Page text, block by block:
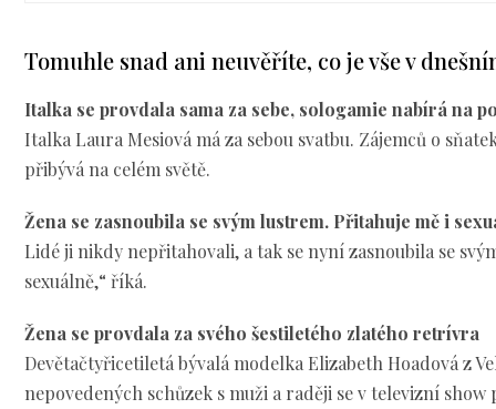
Tomuhle snad ani neuvěříte, co je vše v
Italka se provdala sama za sebe, sologamie nabírá na
Italka Laura Mesiová má za sebou svatbu. Zájemců o
přibývá na celém světě.
Žena se zasnoubila se svým lustrem. Přitahuje mě i
Lidé ji nikdy nepřitahovali, a tak se nyní zasnoubila se
sexuálně,“ říká.
Žena se provdala za svého šestiletého zlatého retrívra
Devětačtyřicetiletá bývalá modelka Elizabeth Hoadová z
nepovedených schůzek s muži a raději se v televizní